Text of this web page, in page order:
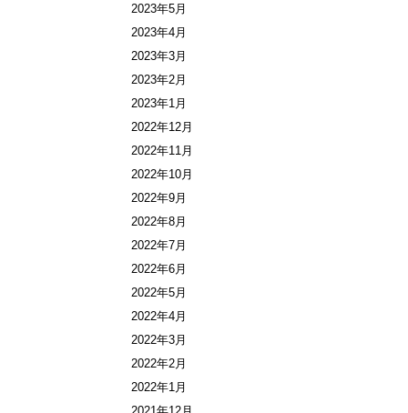
2023年5月
2023年4月
2023年3月
2023年2月
2023年1月
2022年12月
2022年11月
2022年10月
2022年9月
2022年8月
2022年7月
2022年6月
2022年5月
2022年4月
2022年3月
2022年2月
2022年1月